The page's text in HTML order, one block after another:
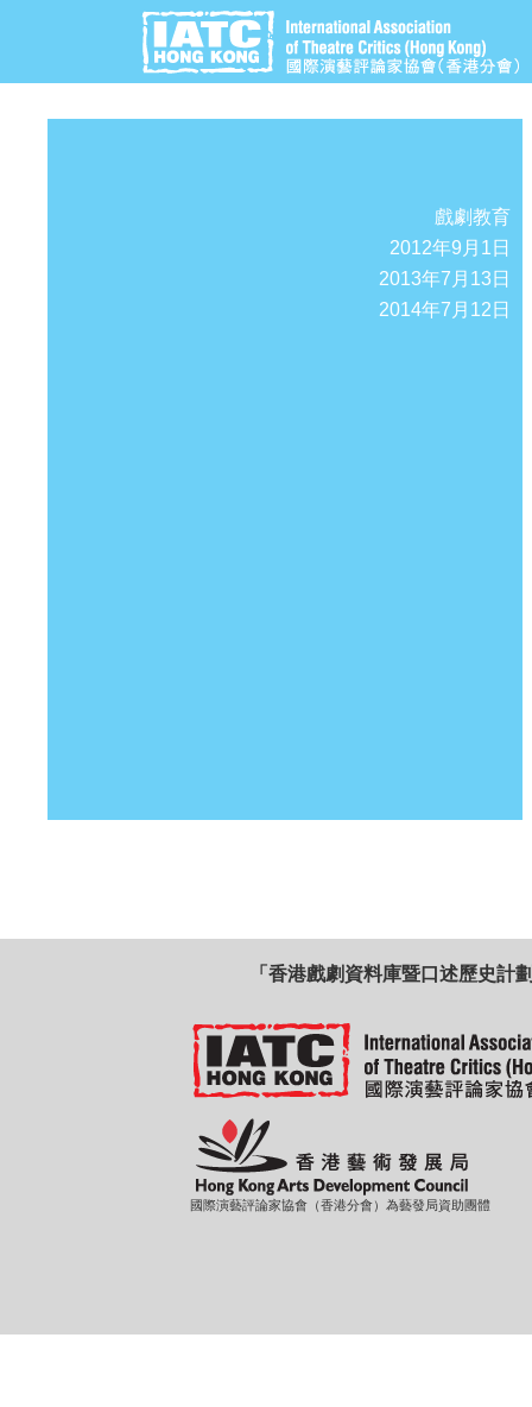
戲劇教育
2012年9月1日
2013年7月13日
2014年7月12日
「香港戲劇資料庫暨口述歷史計
國際演藝評論家協會（香港分會）為藝發局資助團體